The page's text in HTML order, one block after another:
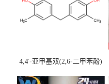
4,4'-亚甲基双(2,6-二甲苯酚)